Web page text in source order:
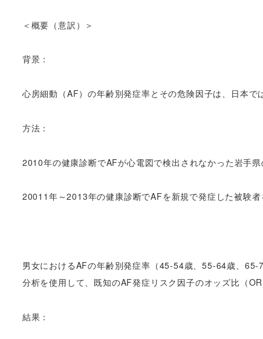
＜概要（意訳）＞
背景：
心房細動（AF）の年齢別発症率とその危険因子は、日本で
方法：
2010年の健康診断でAFが心電図で検出されなかった岩手
20011年～2013年の健康診断でAFを新規で発症した被験者
男女におけるAFの年齢別発症率（45-54歳、55-64歳、
分析を使用して、既知のAF発症リスク因子のオッズ比（OR
結果：